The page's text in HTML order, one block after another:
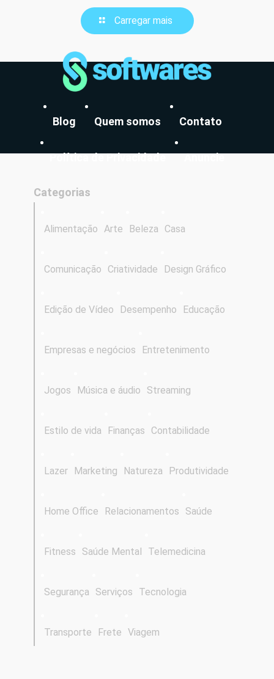
Carregar mais
Blog Quem somos Contato
Política de Privacidade Anuncie
Categorias
Alimentação Arte Beleza Casa
Comunicação Criatividade Design Gráfico
Edição de Vídeo Desempenho Educação
Empresas e negócios Entretenimento
Jogos Música e áudio Streaming
Estilo de vida Finanças Contabilidade
Lazer Marketing Natureza Produtividade
Home Office Relacionamentos Saúde
Fitness Saúde Mental Telemedicina
Segurança Serviços Tecnologia
Transporte Frete Viagem